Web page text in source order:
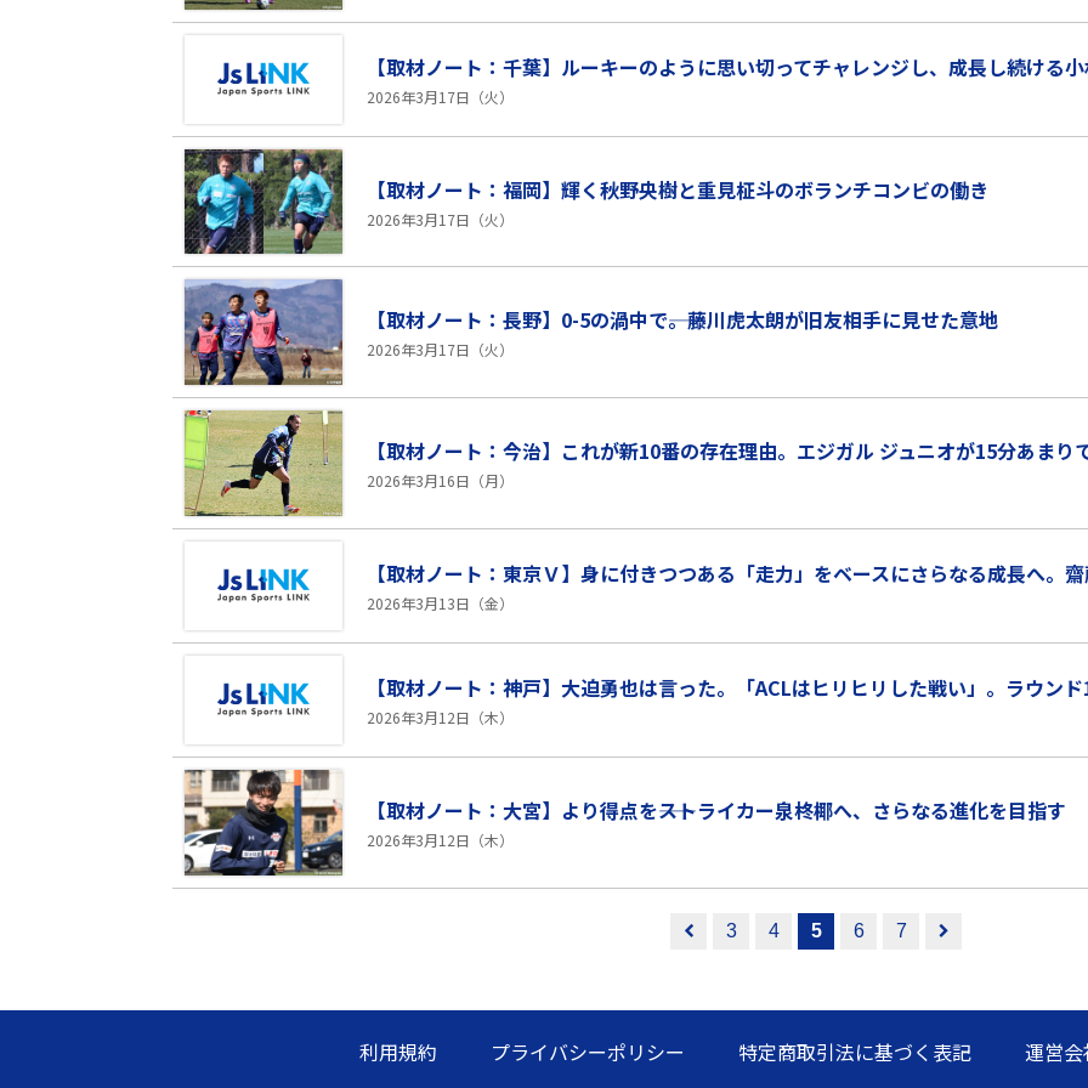
【取材ノート：千葉】ルーキーのように思い切ってチャレンジし、成長し続ける
2026年3月17日（火）
【取材ノート：福岡】輝く秋野央樹と重見柾斗のボランチコンビの働き
2026年3月17日（火）
【取材ノート：長野】0-5の渦中で――。藤川虎太朗が旧友相手に見せた意地
2026年3月17日（火）
【取材ノート：今治】これが新10番の存在理由。エジガル ジュニオが15分あまり
2026年3月16日（月）
【取材ノート：東京Ｖ】身に付きつつある「走力」をベースにさらなる成長へ。
2026年3月13日（金）
【取材ノート：神戸】大迫勇也は言った。「ACLはヒリヒリした戦い」。ラウン
2026年3月12日（木）
【取材ノート：大宮】より得点を――ストライカー泉柊椰へ、さらなる進化を目指す
2026年3月12日（木）
3 4 5 6 7
利用規約 プライバシーポリシー 特定商取引法に基づく表記 運営会